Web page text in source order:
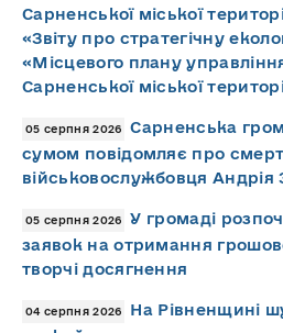
Сарненської міської
«Звіту про стратегічну
«Місцевого плану
Сарненської міської
05 серпня 2026
Сарненська
сумом повідомляє про
військовослужбовця Андрія
05 серпня 2026
У громаді
заявок на отримання
творчі досягнення
04 серпня 2026
На Рівненщині